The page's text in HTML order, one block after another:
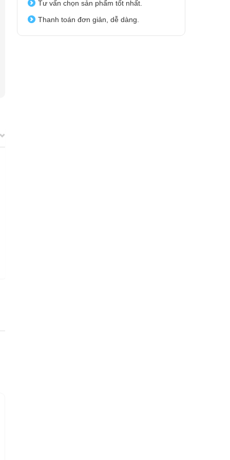
Tư vấn chọn sản phẩm tốt nhất.
Thanh toán đơn giản, dễ dàng.